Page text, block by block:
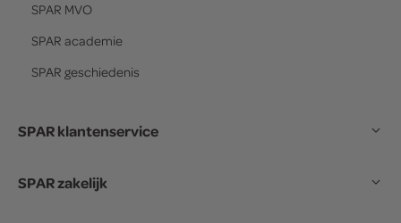
SPAR MVO
SPAR academie
SPAR geschiedenis
SPAR klantenservice
SPAR zakelijk